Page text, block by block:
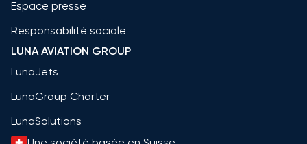
Espace presse
Responsabilité sociale
LUNA AVIATION GROUP
LunaJets
LunaGroup Charter
LunaSolutions